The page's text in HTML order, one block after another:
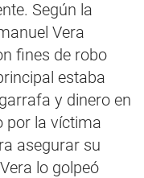
Según la
Vera
fines de robo
estaba
y dinero en
por la víctima
asegurar su
lo golpeó